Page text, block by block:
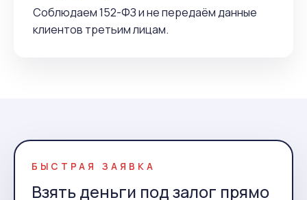
Соблюдаем 152-ФЗ и не передаём данные
клиентов третьим лицам.
БЫСТРАЯ ЗАЯВКА
Взять деньги под залог прямо